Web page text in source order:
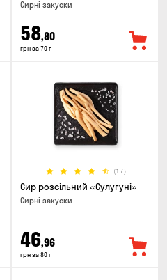
Сирні закуски
58,80
грн за 70 г
(17)
Сир розсільний «Сулугуні»
Сирні закуски
46,96
грн за 80 г